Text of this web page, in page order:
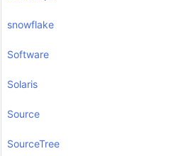
snowflake
Software
Solaris
Source
SourceTree